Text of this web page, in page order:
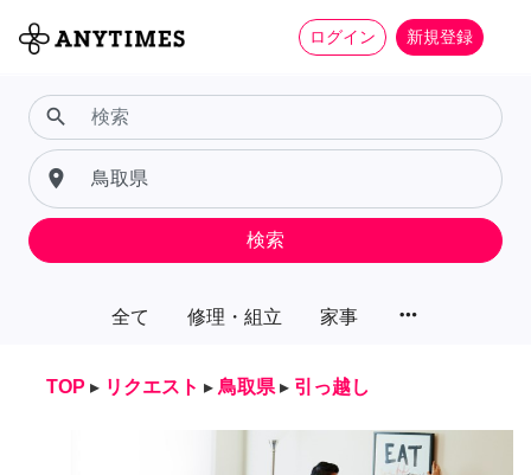
ログイン 新規登録
全て 修理・組立 家事 more_horiz
search
place
検索
TOP ▸ リクエスト ▸ 鳥取県 ▸ 引っ越し